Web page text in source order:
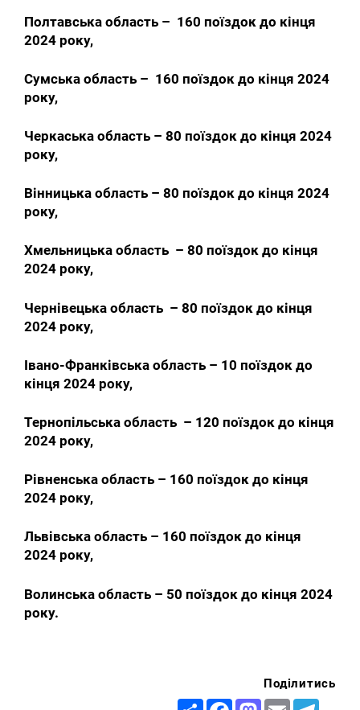
Полтавська область – 160 поїздок до кінця
2024 року,
Сумська область – 160 поїздок до кінця 2024
року,
Черкаська область – 80 поїздок до кінця 2024
року,
Вінницька область – 80 поїздок до кінця 2024
року,
Хмельницька область – 80 поїздок до кінця
2024 року,
Чернівецька область – 80 поїздок до кінця
2024 року,
Івано-Франківська область – 10 поїздок до
кінця 2024 року,
Тернопільська область – 120 поїздок до кінця
2024 року,
Рівненська область – 160 поїздок до кінця
2024 року,
Львівська область – 160 поїздок до кінця
2024 року,
Волинська область – 50 поїздок до кінця 2024
року.
Поділитись
Share FacebookMastodon
Email